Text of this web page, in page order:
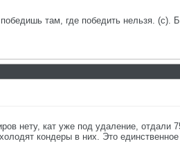
там, где победить нельзя. (с).
нету, кат уже под удаление, отдали
кондеры в них. Это